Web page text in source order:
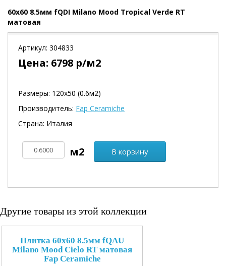
60x60 8.5мм fQDI Milano Mood Tropical Verde RT
матовая
Артикул: 304833
Цена: 6798 р/м2
Размеры: 120х50 (0.6м2)
Производитель: Fap Ceramiche
Страна: Италия
В корзину
Другие товары из этой коллекции
Плитка 60x60 8.5мм fQAU
Milano Mood Cielo RT матовая
Fap Ceramiche